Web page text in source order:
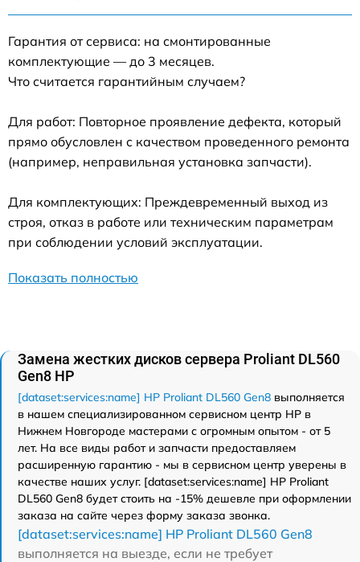
Гарантия от сервиса: на смонтированные
комплектующие — до 3 месяцев.
Что считается гарантийным случаем?
Для работ: Повторное проявление дефекта, который
прямо обусловлен с качеством проведенного ремонта
(например, неправильная установка запчасти).
Для комплектующих: Преждевременный выход из
строя, отказ в работе или техническим параметрам
при соблюдении условий эксплуатации.
Показать полностью
Замена жестких дисков сервера Proliant DL560
Gen8 HP
[dataset:services:name] HP Proliant DL560 Gen8 выполняется
в нашем специализированном сервисном центр HP в
Нижнем Новгороде мастерами с огромным опытом - от 5
лет. На все виды работ и запчасти предоставляем
расширенную гарантию - мы в сервисном центр уверены в
качестве наших услуг. [dataset:services:name] HP Proliant
DL560 Gen8 будет стоить на -15% дешевле при оформлении
заказа на сайте через форму заказа звонка.
[dataset:services:name] HP Proliant DL560 Gen8
выполняется на выезде, если не требует